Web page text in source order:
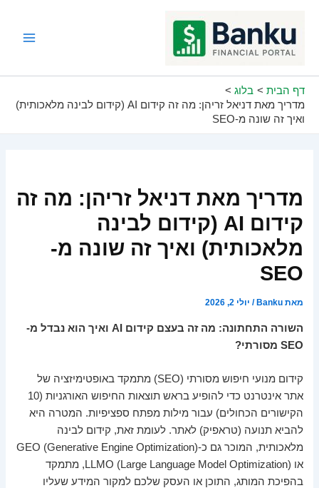
דף הבית
בלוג
מדריך מאת דניאל זריהן: מה זה קידום AI (קידום לבינה מלאכותית)
ואיך זה שונה מ-SEO
מדריך מאת דניאל זריהן: מה זה
קידום AI (קידום לבינה
מלאכותית) ואיך זה שונה מ-
SEO
מאתBanku
/ יולי 2, 2026
השורה התחתונה: מה זה בעצם קידום AI ואיך הוא נבדל מ-
SEO מסורתי?
קידום מנועי חיפוש מסורתי (SEO) מתמקד באופטימיזציה של
אתר אינטרנט כדי להופיע בראש תוצאות החיפוש האורגניות (10
הקישורים הכחולים) עבור מילות מפתח ספציפיות. המטרה היא
להביא תנועה (טראפיק) לאתר. לעומת זאת, קידום לבינה
מלאכותית, המוכר גם כ-GEO (Generative Engine Optimization)
או LLMO (Large Language Model Optimization), מתמקד
בהפיכת המותג, התוכן או העסק שלכם למקור המידע שעליו